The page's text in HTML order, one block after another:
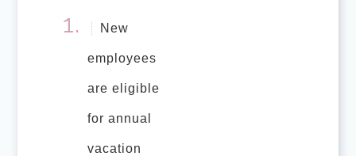
New
employees
are eligible
for annual
vacation